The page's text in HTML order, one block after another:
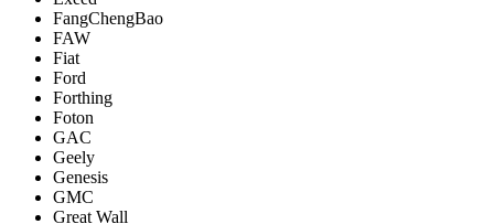
FangChengBao
FAW
Fiat
Ford
Forthing
Foton
GAC
Geely
Genesis
GMC
Great Wall